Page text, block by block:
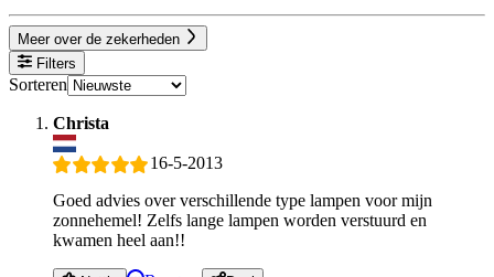
Meer over de zekerheden
Filters
Sorteren
Christa
16-5-2013
Goed advies over verschillende type lampen voor mijn
zonnehemel! Zelfs lange lampen worden verstuurd en
kwamen heel aan!!